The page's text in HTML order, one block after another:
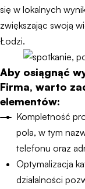
się w lokalnych
zwiększając swoją
Łodzi.
Aby osiągnąć
Firma, warto
elementów:
Kompletność
pola, w tym
telefonu oraz
Optymalizacja
działalności